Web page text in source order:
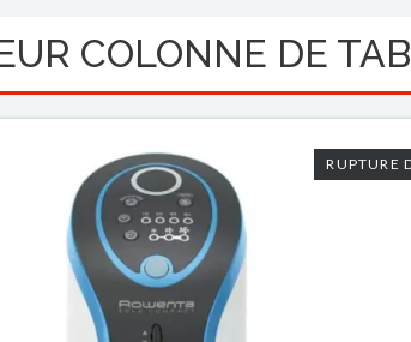
COLONNE DE
RUPTURE